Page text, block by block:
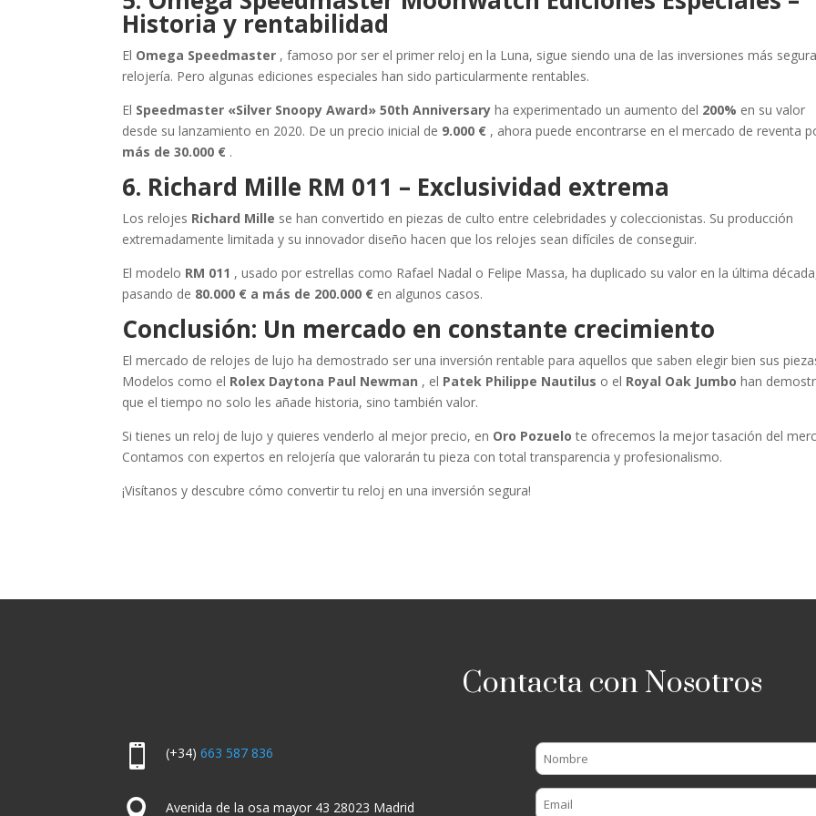
Historia y rentabilidad
El Omega Speedmaster , famoso por ser el primer reloj en la Luna, sigue siendo una de las inversiones más
relojería. Pero algunas ediciones especiales han sido particularmente rentables.
El Speedmaster «Silver Snoopy Award» 50th Anniversary ha experimentado un aumento del 200% en su valor
desde su lanzamiento en 2020. De un precio inicial de 9.000 € , ahora puede encontrarse en el mercado de reventa
más de 30.000 € .
6. Richard Mille RM 011 – Exclusividad extrema
Los relojes Richard Mille se han convertido en piezas de culto entre celebridades y coleccionistas. Su producción
extremadamente limitada y su innovador diseño hacen que los relojes sean difíciles de conseguir.
El modelo RM 011 , usado por estrellas como Rafael Nadal o Felipe Massa, ha duplicado su valor en la última
pasando de 80.000 € a más de 200.000 € en algunos casos.
Conclusión: Un mercado en constante crecimiento
El mercado de relojes de lujo ha demostrado ser una inversión rentable para aquellos que saben elegir bien sus
Modelos como el Rolex Daytona Paul Newman , el Patek Philippe Nautilus o el Royal Oak Jumbo han
que el tiempo no solo les añade historia, sino también valor.
Si tienes un reloj de lujo y quieres venderlo al mejor precio, en Oro Pozuelo te ofrecemos la mejor tasación del
Contamos con expertos en relojería que valorarán tu pieza con total transparencia y profesionalismo.
¡Visítanos y descubre cómo convertir tu reloj en una inversión segura!
Contacta con Nosotros
 (+34) 663 587 836
 Avenida de la osa mayor 43 28023 Madrid